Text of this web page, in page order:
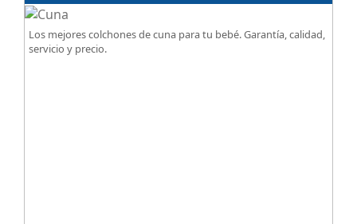
Los mejores colchones de cuna para tu bebé. Garantía, calidad,
servicio y precio.